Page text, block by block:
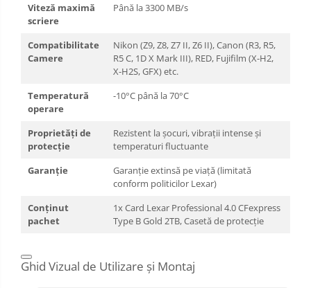
Viteză maximă
scriere
Până la 3300 MB/s
Compatibilitate
Camere
Nikon (Z9, Z8, Z7 II, Z6 II), Canon (R3, R5,
R5 C, 1D X Mark III), RED, Fujifilm (X-H2,
X-H2S, GFX) etc.
Temperatură
operare
-10°C până la 70°C
Proprietăți de
protecție
Rezistent la șocuri, vibrații intense și
temperaturi fluctuante
Garanție
Garanție extinsă pe viață (limitată
conform politicilor Lexar)
Conținut
pachet
1x Card Lexar Professional 4.0 CFexpress
Type B Gold 2TB, Casetă de protecție
Ghid Vizual de Utilizare și Montaj